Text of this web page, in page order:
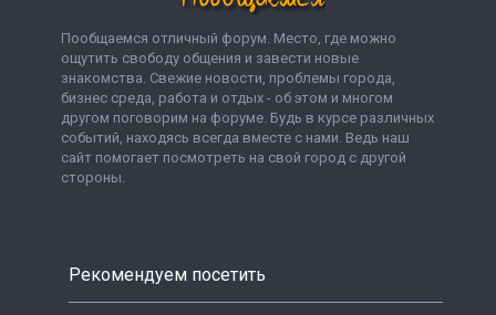
Пообщаемся отличный форум. Место, где можно
ощутить свободу общения и завести новые
знакомства. Свежие новости, проблемы города,
бизнес среда, работа и отдых - об этом и многом
другом поговорим на форуме. Будь в курсе различных
событий, находясь всегда вместе с нами. Ведь наш
сайт помогает посмотреть на свой город с другой
стороны.
Рекомендуем посетить